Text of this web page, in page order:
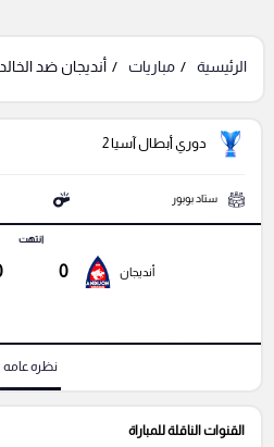
الرئيسية مباريات أنديجان ضد
دوري أبطال آسيا 2
ستاد بوبور
أنديجان 0
انتهت
نظره عامه
القنوات الناقلة للمباراة